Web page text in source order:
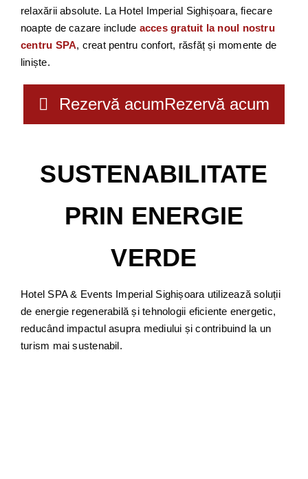
relaxării absolute. La Hotel Imperial Sighișoara, fiecare
noapte de cazare include acces gratuit la noul nostru
centru SPA, creat pentru confort, răsfăț și momente de
liniște.
Rezervă acumRezervă acum
SUSTENABILITATE
PRIN ENERGIE
VERDE
Hotel SPA & Events Imperial Sighișoara utilizează soluții
de energie regenerabilă și tehnologii eficiente energetic,
reducând impactul asupra mediului și contribuind la un
turism mai sustenabil.